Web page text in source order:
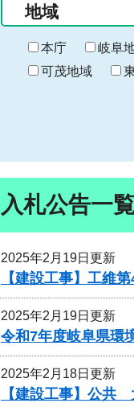
の
始
ま
り
地域
本庁 岐阜
可茂地域
入札公告一
2025年2月19日更新
【建設工事】工維
2025年2月19日更新
令和7年度岐阜県環
2025年2月18日更新
【建設工事】公共